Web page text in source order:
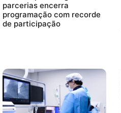
parcerias encerra
programação com recorde
de participação